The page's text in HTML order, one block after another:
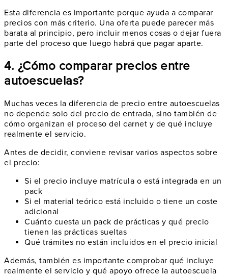
Esta diferencia es importante porque ayuda a comparar
precios con más criterio. Una oferta puede parecer más
barata al principio, pero incluir menos cosas o dejar fuera
parte del proceso que luego habrá que pagar aparte.
4. ¿Cómo comparar precios entre
autoescuelas?
Muchas veces la diferencia de precio entre autoescuelas
no depende solo del precio de entrada, sino también de
cómo organizan el proceso del carnet y de qué incluye
realmente el servicio.
Antes de decidir, conviene revisar varios aspectos sobre
el precio:
Si el precio incluye matrícula o está integrada en un
pack
Si el material teórico está incluido o tiene un coste
adicional
Cuánto cuesta un pack de prácticas y qué precio
tienen las prácticas sueltas
Qué trámites no están incluidos en el precio inicial
Además, también es importante comprobar qué incluye
realmente el servicio y qué apoyo ofrece la autoescuela